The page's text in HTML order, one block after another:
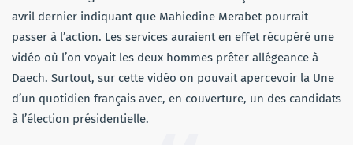
avril dernier indiquant que Mahiedine Merabet pourrait
passer à l’action. Les services auraient en effet récupéré une
vidéo où l’on voyait les deux hommes prêter allégeance à
Daech. Surtout, sur cette vidéo on pouvait apercevoir la Une
d’un quotidien français avec, en couverture, un des candidats
à l’élection présidentielle.